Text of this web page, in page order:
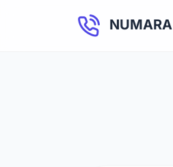
NUMARA